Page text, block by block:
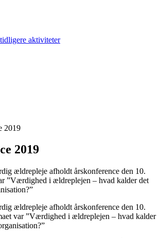
aktiviteter
2019
2019
ældrepleje afholdt årskonference den 10.
”Værdighed i ældreplejen – hvad kalder det
ældrepleje afholdt årskonference den 10.
var ”Værdighed i ældreplejen – hvad kalder